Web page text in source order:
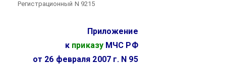
Регистрационный N 9215
Приложение
к приказуМЧС РФ
от 26 февраля 2007 г. N 95